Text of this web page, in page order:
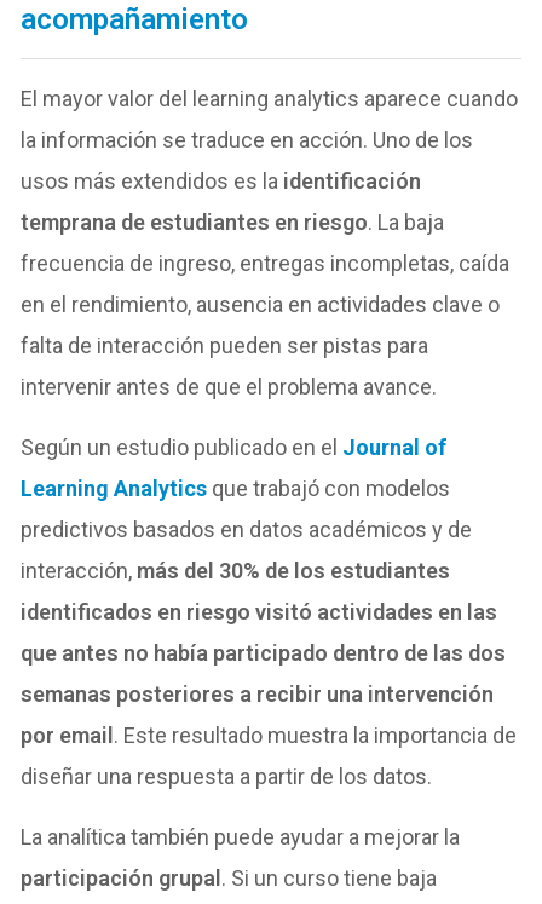
acompañamiento
El mayor valor del learning analytics aparece cuando
la información se traduce en acción. Uno de los
usos más extendidos es la identificación
temprana de estudiantes en riesgo. La baja
frecuencia de ingreso, entregas incompletas, caída
en el rendimiento, ausencia en actividades clave o
falta de interacción pueden ser pistas para
intervenir antes de que el problema avance.
Según un estudio publicado en el Journal of
Learning Analytics que trabajó con modelos
predictivos basados en datos académicos y de
interacción, más del 30% de los estudiantes
identificados en riesgo visitó actividades en las
que antes no había participado dentro de las dos
semanas posteriores a recibir una intervención
por email. Este resultado muestra la importancia de
diseñar una respuesta a partir de los datos.
La analítica también puede ayudar a mejorar la
participación grupal. Si un curso tiene baja